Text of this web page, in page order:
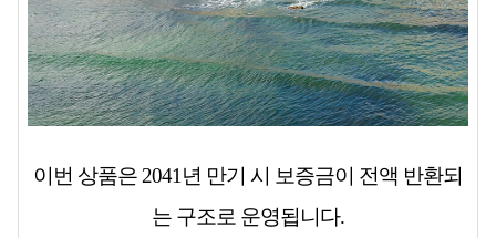
이번 상품은 2041년 만기 시 보증금이 전액 반환되
는 구조로 운영됩니다.